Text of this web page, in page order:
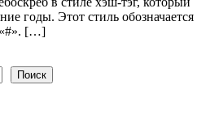
годы. Этот стиль обозначается
«#». […]
Поиск